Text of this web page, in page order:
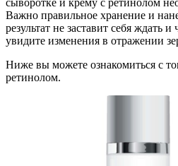
Важно правильное хранение и
результат не заставит себя ждать
увидите изменения в отражении
Ниже вы можете ознакомиться с
ретинолом.